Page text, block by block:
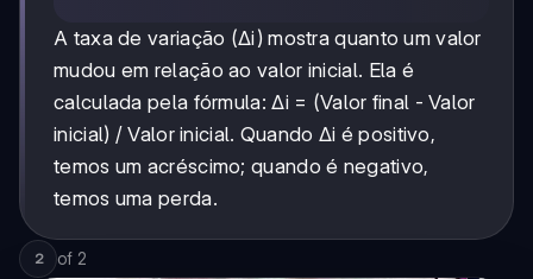
A taxa de variação (Δi) mostra quanto um valor
mudou em relação ao valor inicial. Ela é
calculada pela fórmula: Δi = (Valor final - Valor
inicial) / Valor inicial. Quando Δi é positivo,
temos um acréscimo; quando é negativo,
temos uma perda.
2 of 2